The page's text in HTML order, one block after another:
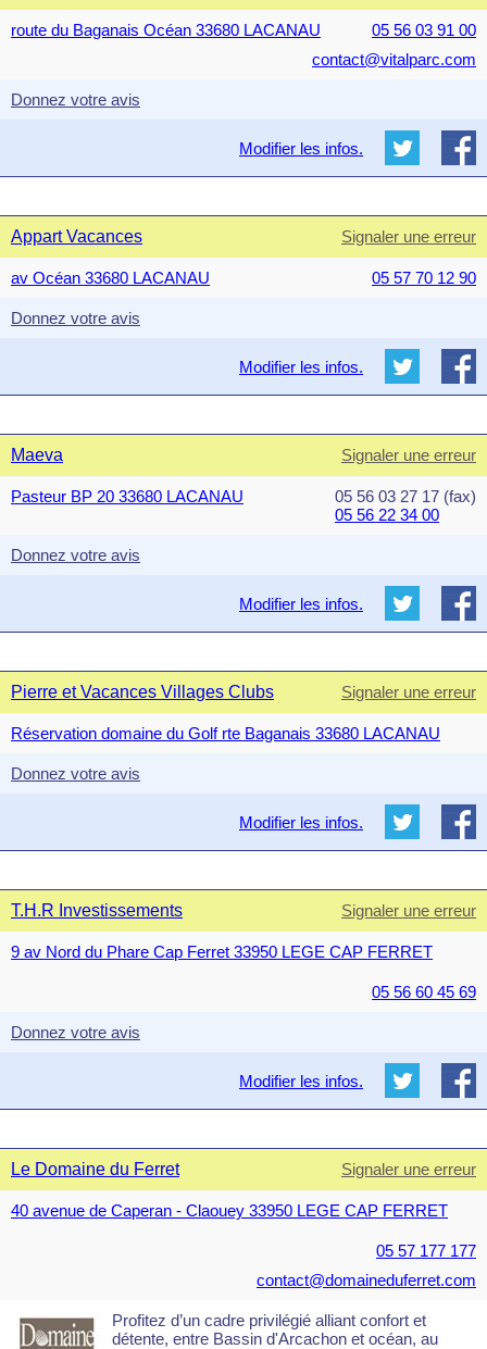
route du Baganais Océan 33680 LACANAU
05 56 03 91 00
contact@vitalparc.com
Donnez votre avis
Modifier les infos.
Appart Vacances Signaler une erreur
av Océan 33680 LACANAU 05 57 70 12 90
Donnez votre avis
Modifier les infos.
Maeva Signaler une erreur
Pasteur BP 20 33680 LACANAU
05 56 03 27 17 (fax)
05 56 22 34 00
Donnez votre avis
Modifier les infos.
Pierre et Vacances Villages Clubs Signaler une erreur
Réservation domaine du Golf rte Baganais 33680 LACANAU
Donnez votre avis
Modifier les infos.
T.H.R Investissements Signaler une erreur
9 av Nord du Phare Cap Ferret 33950 LEGE CAP FERRET
05 56 60 45 69
Donnez votre avis
Modifier les infos.
Le Domaine du Ferret Signaler une erreur
40 avenue de Caperan - Claouey 33950 LEGE CAP FERRET
05 57 177 177
contact@domaineduferret.com
Profitez d’un cadre privilégié alliant confort et
détente, entre Bassin d'Arcachon et océan, au